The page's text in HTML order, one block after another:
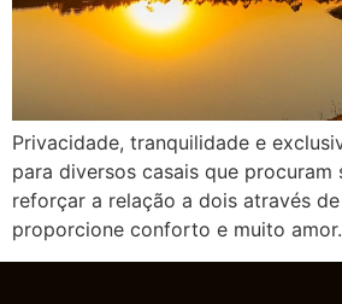
Privacidade, tranquilidade e
para diversos casais que procuram
reforçar a relação a dois através
proporcione conforto e muito amor.